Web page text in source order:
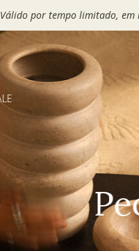
e ganhe até 30% OFF*: use
Grandes